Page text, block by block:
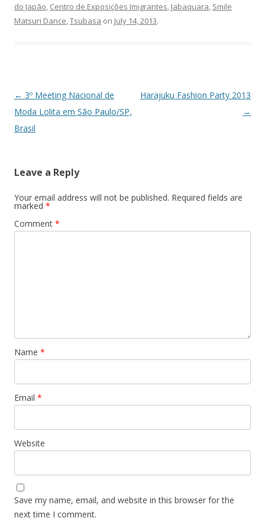
do Japão Centro de Exposições Imigrantes Jabaquara Smile
Matsuri Dance Tsubasa on July 14, 2013.
Post navigation
← 3º Meeting Nacional de
Moda Lolita em São Paulo/SP,
Brasil
Harajuku Fashion Party 2013
→
Leave a Reply
Your email address will not be published. Required fields are
marked *
Comment *
Name *
Email *
Website
Save my name, email, and website in this browser for the
next time I comment.